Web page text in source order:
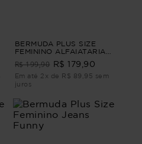
BERMUDA PLUS SIZE
FEMININO ALFAIATARIA
FRASCATI Azul G4
R$ 199,90 R$ 179,90
Em até 2x de R$ 89,95 sem
juros